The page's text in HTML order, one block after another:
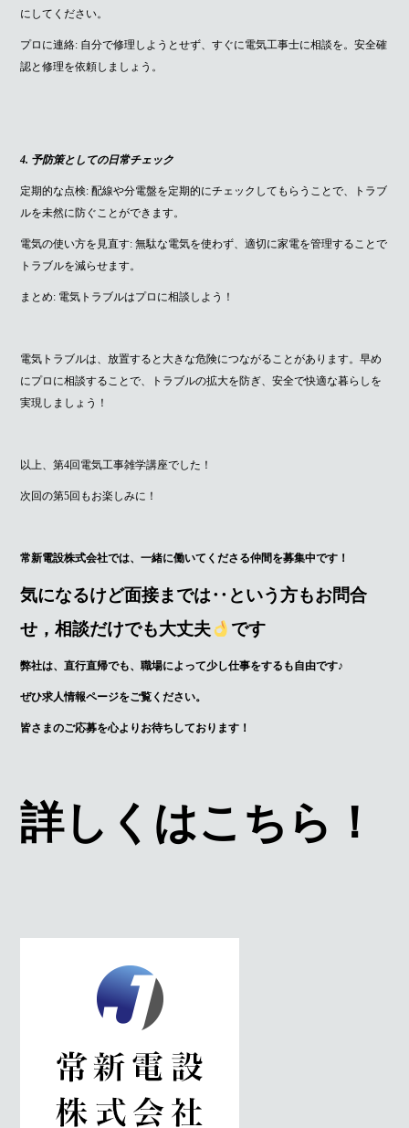
にしてください。
プロに連絡: 自分で修理しようとせず、すぐに電気工事士に相談を。安全確
認と修理を依頼しましょう。
4. 予防策としての日常チェック
定期的な点検: 配線や分電盤を定期的にチェックしてもらうことで、トラブ
ルを未然に防ぐことができます。
電気の使い方を見直す: 無駄な電気を使わず、適切に家電を管理することで
トラブルを減らせます。
まとめ: 電気トラブルはプロに相談しよう！
電気トラブルは、放置すると大きな危険につながることがあります。早め
にプロに相談することで、トラブルの拡大を防ぎ、安全で快適な暮らしを
実現しましょう！
以上、第4回電気工事雑学講座でした！
次回の第5回もお楽しみに！
常新電設株式会社では、一緒に働いてくださる仲間を募集中です！
気になるけど面接までは‥という方もお問合
せ，相談だけでも大丈夫
です
弊社は、直行直帰でも、職場によって少し仕事をするも自由です♪
ぜひ求人情報ページをご覧ください。
皆さまのご応募を心よりお待ちしております！
詳しくはこちら！